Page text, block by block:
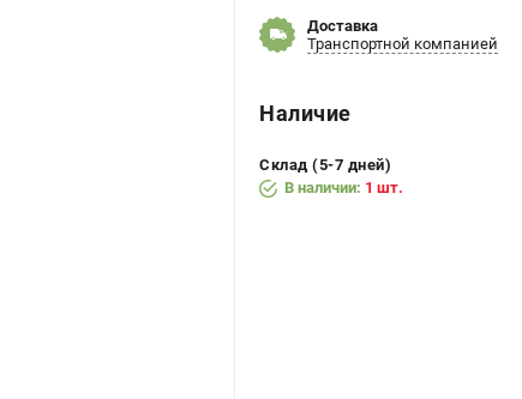
Доставка
Транспортной компанией
Наличие
Склад (5-7 дней)
В наличии: 1 шт.